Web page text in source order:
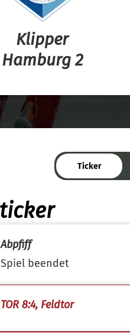
Klipper
Hamburg 2
Ticker
Abpfiff
Spiel beendet
TOR 8:4, Feldtor